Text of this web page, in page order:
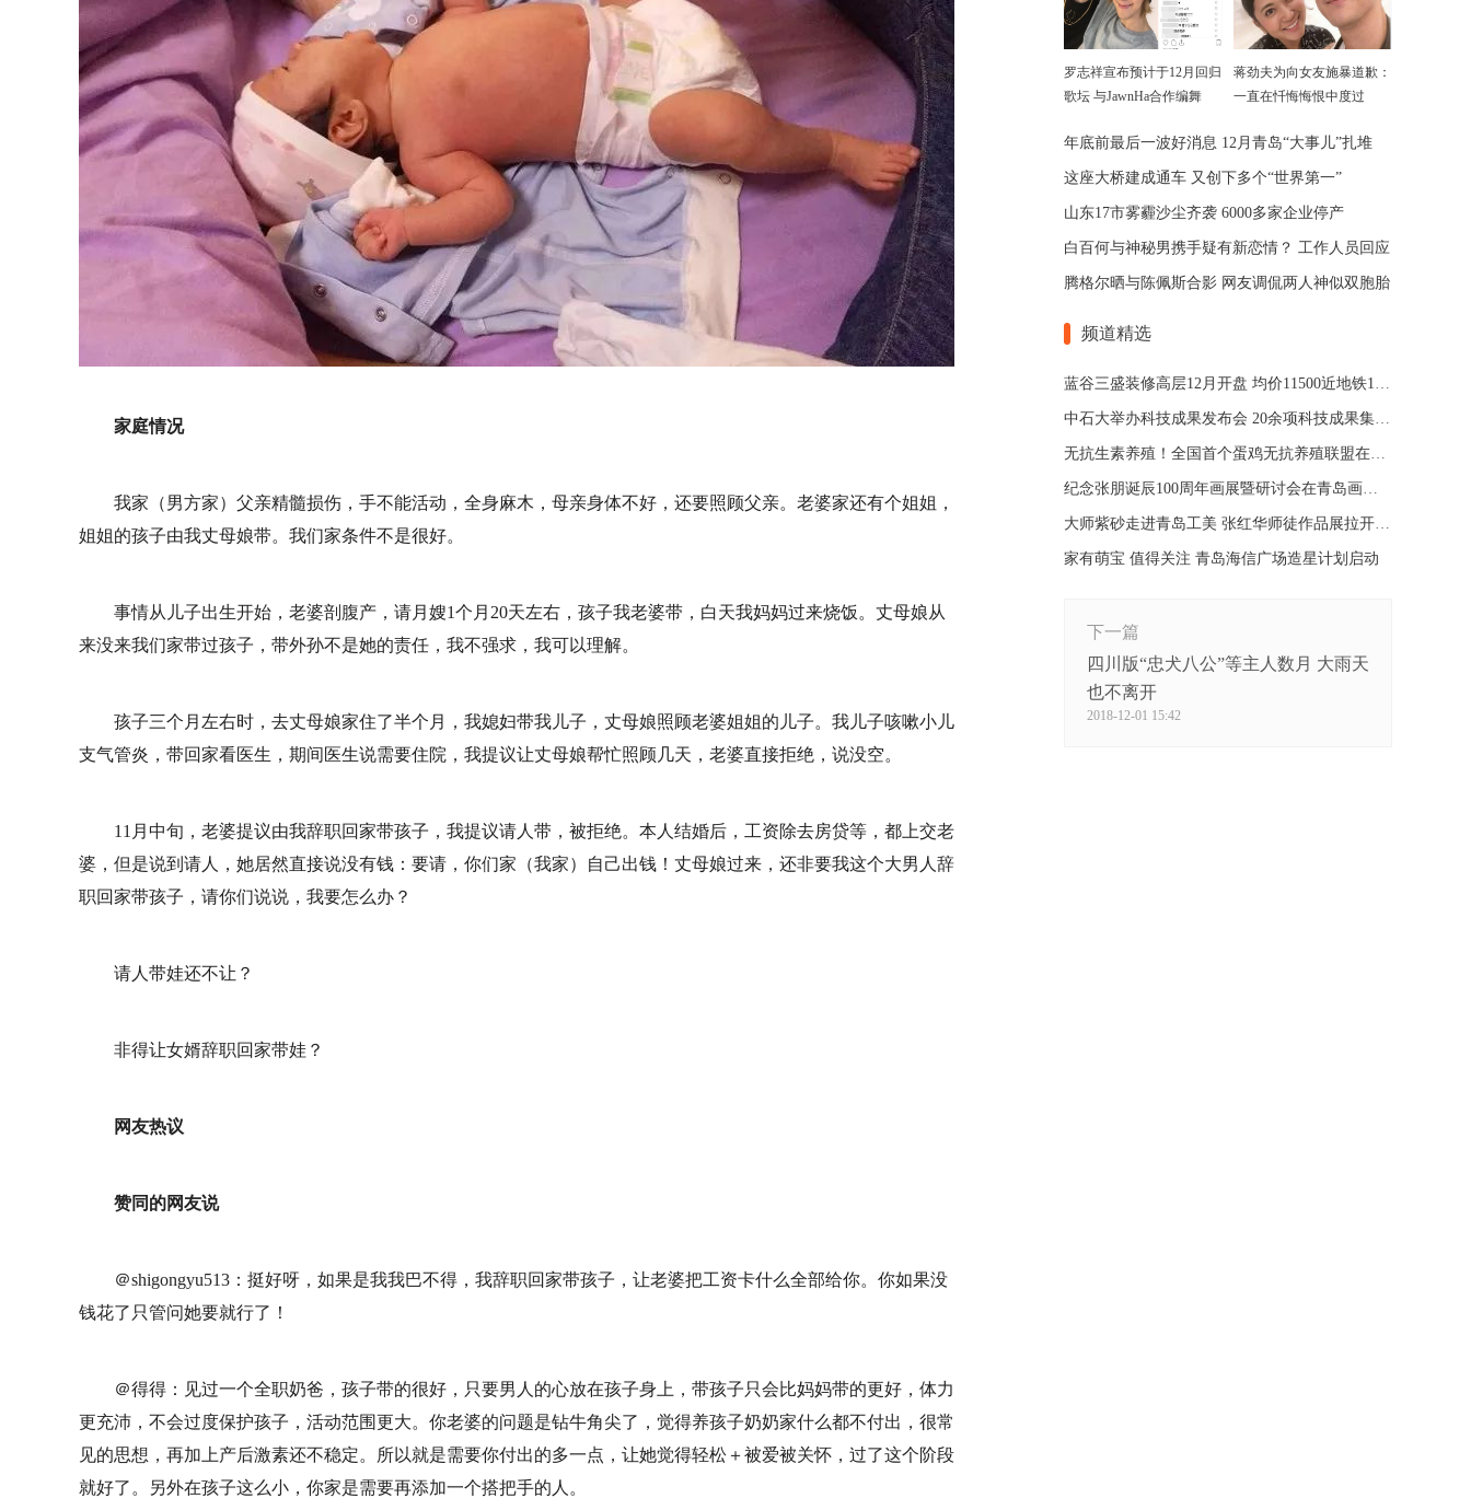
家庭情况
我家（男方家）父亲精髓损伤，手不能活动，全身麻木，母亲身体不好，还要照顾父亲。老婆家还有个姐姐，
姐姐的孩子由我丈母娘带。我们家条件不是很好。
事情从儿子出生开始，老婆剖腹产，请月嫂1个月20天左右，孩子我老婆带，白天我妈妈过来烧饭。丈母娘从
来没来我们家带过孩子，带外孙不是她的责任，我不强求，我可以理解。
孩子三个月左右时，去丈母娘家住了半个月，我媳妇带我儿子，丈母娘照顾老婆姐姐的儿子。我儿子咳嗽小儿
支气管炎，带回家看医生，期间医生说需要住院，我提议让丈母娘帮忙照顾几天，老婆直接拒绝，说没空。
11月中旬，老婆提议由我辞职回家带孩子，我提议请人带，被拒绝。本人结婚后，工资除去房贷等，都上交老
婆，但是说到请人，她居然直接说没有钱：要请，你们家（我家）自己出钱！丈母娘过来，还非要我这个大男人辞
职回家带孩子，请你们说说，我要怎么办？
请人带娃还不让？
非得让女婿辞职回家带娃？
网友热议
赞同的网友说
＠shigongyu513：挺好呀，如果是我我巴不得，我辞职回家带孩子，让老婆把工资卡什么全部给你。你如果没
钱花了只管问她要就行了！
＠得得：见过一个全职奶爸，孩子带的很好，只要男人的心放在孩子身上，带孩子只会比妈妈带的更好，体力
更充沛，不会过度保护孩子，活动范围更大。你老婆的问题是钻牛角尖了，觉得养孩子奶奶家什么都不付出，很常
见的思想，再加上产后激素还不稳定。所以就是需要你付出的多一点，让她觉得轻松＋被爱被关怀，过了这个阶段
就好了。另外在孩子这么小，你家是需要再添加一个搭把手的人。
罗志祥宣布预计于12月回归
歌坛 与JawnHa合作编舞
蒋劲夫为向女友施暴道歉：
一直在忏悔悔恨中度过
年底前最后一波好消息 12月青岛“大事儿”扎堆
这座大桥建成通车 又创下多个“世界第一”
山东17市雾霾沙尘齐袭 6000多家企业停产
白百何与神秘男携手疑有新恋情？ 工作人员回应
腾格尔晒与陈佩斯合影 网友调侃两人神似双胞胎
频道精选
蓝谷三盛装修高层12月开盘 均价11500近地铁11号线
中石大举办科技成果发布会 20余项科技成果集中发布
无抗生素养殖！全国首个蛋鸡无抗养殖联盟在青成立
纪念张朋诞辰100周年画展暨研讨会在青岛画院举办
大师紫砂走进青岛工美 张红华师徒作品展拉开帷幕
家有萌宝 值得关注 青岛海信广场造星计划启动
下一篇
四川版“忠犬八公”等主人数月 大雨天
也不离开
2018-12-01 15:42